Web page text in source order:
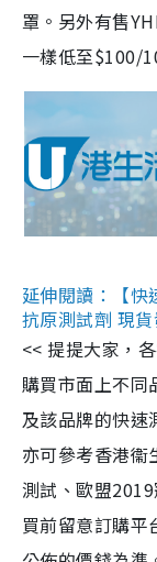
罩。另外有售
一樣低至$100/
延伸閱讀：【快
抗原測試劑 現
<< 提提大家，
購買市面上不同
及該品牌的快速
亦可參考香港衞
測試、歐盟
買前留意訂購平